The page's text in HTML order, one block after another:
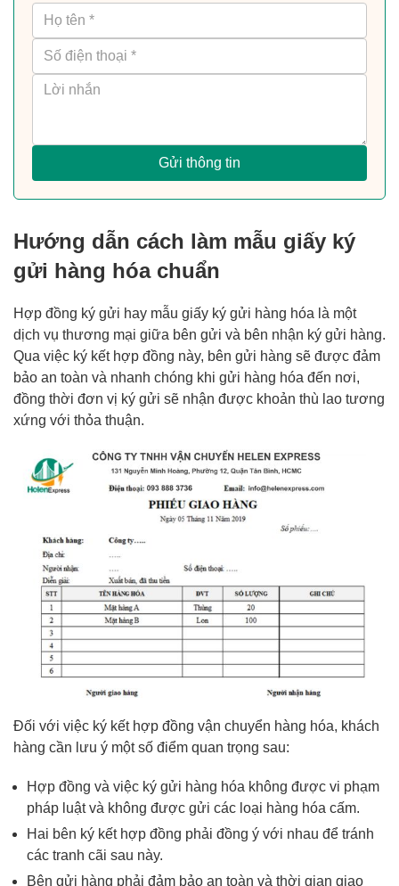
Gửi thông tin
Hướng dẫn cách làm mẫu giấy ký
gửi hàng hóa chuẩn
Hợp đồng ký gửi hay mẫu giấy ký gửi hàng hóa là một
dịch vụ thương mại giữa bên gửi và bên nhận ký gửi hàng.
Qua việc ký kết hợp đồng này, bên gửi hàng sẽ được đảm
bảo an toàn và nhanh chóng khi gửi hàng hóa đến nơi,
đồng thời đơn vị ký gửi sẽ nhận được khoản thù lao tương
xứng với thỏa thuận.
Đối với việc ký kết hợp đồng vận chuyển hàng hóa, khách
hàng cần lưu ý một số điểm quan trọng sau:
Hợp đồng và việc ký gửi hàng hóa không được vi phạm
pháp luật và không được gửi các loại hàng hóa cấm.
Hai bên ký kết hợp đồng phải đồng ý với nhau để tránh
các tranh cãi sau này.
Bên gửi hàng phải đảm bảo an toàn và thời gian giao